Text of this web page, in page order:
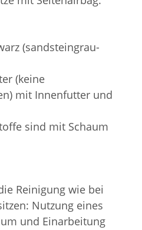
(sandsteingrau-
(keine
mit Innenfutter und
sind mit Schaum
Reinigung wie bei
Nutzung eines
und Einarbeitung